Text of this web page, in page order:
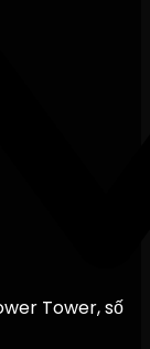
Tower, số